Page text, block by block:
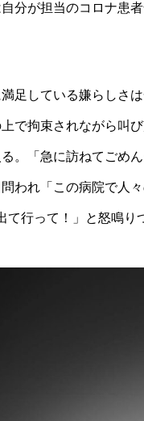
分が担当のコロナ患
足している嫌らしさ
で拘束されながら叫
。「急に訪ねてごめ
われ「この病院で人
て行って！」と怒鳴り